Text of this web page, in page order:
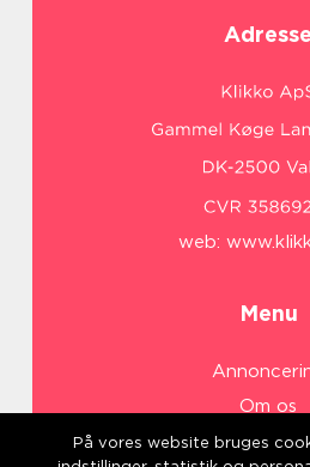
Adresse
web:
Menu
Om os
Cookies
På vores website bruges